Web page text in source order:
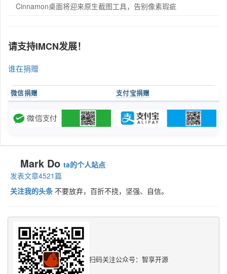
Cinnamon桌面将迎来原生截图工具，告别像素瑕疵
请支持IMCN发展！
谁在捐赠
微信捐赠 支付宝捐赠
Mark Do ta的个人站点
发表文章4521篇
关注我的头条 不要放弃，百折不挠，坚强、自信。
扫码关注公众号：智享开源